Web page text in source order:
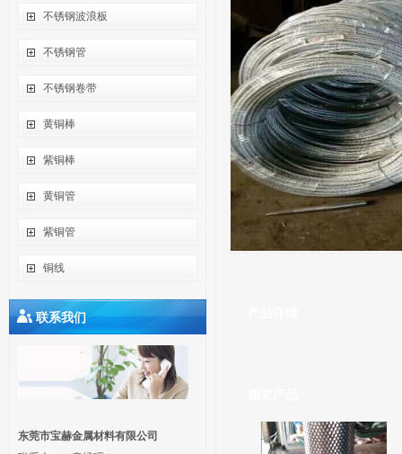
不锈钢波浪板
不锈钢管
不锈钢卷带
黄铜棒
紫铜棒
黄铜管
紫铜管
铜线
联系我们
东莞市宝赫金属材料有限公司